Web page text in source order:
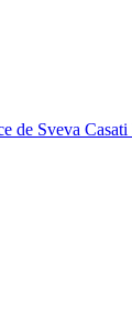
de Sveva